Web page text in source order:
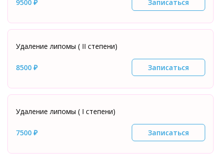
9500 ₽ Записаться
Удаление липомы ( II степени)
8500 ₽ Записаться
Удаление липомы ( I степени)
7500 ₽ Записаться